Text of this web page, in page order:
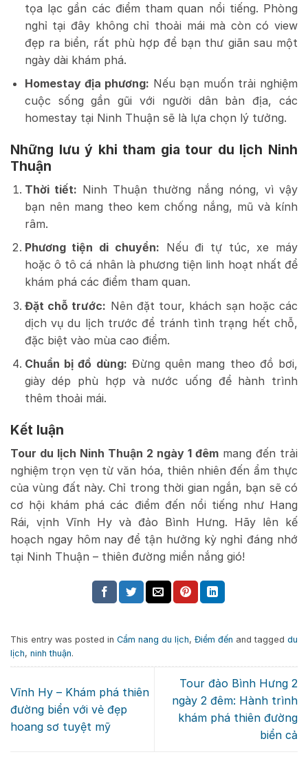
tọa lạc gần các điểm tham quan nổi tiếng. Phòng
nghỉ tại đây không chỉ thoải mái mà còn có view
đẹp ra biển, rất phù hợp để bạn thư giãn sau một
ngày dài khám phá.
Homestay địa phương: Nếu bạn muốn trải nghiệm
cuộc sống gần gũi với người dân bản địa, các
homestay tại Ninh Thuận sẽ là lựa chọn lý tưởng.
Những lưu ý khi tham gia tour du lịch Ninh
Thuận
Thời tiết: Ninh Thuận thường nắng nóng, vì vậy
bạn nên mang theo kem chống nắng, mũ và kính
râm.
Phương tiện di chuyển: Nếu đi tự túc, xe máy
hoặc ô tô cá nhân là phương tiện linh hoạt nhất để
khám phá các điểm tham quan.
Đặt chỗ trước: Nên đặt tour, khách sạn hoặc các
dịch vụ du lịch trước để tránh tình trạng hết chỗ,
đặc biệt vào mùa cao điểm.
Chuẩn bị đồ dùng: Đừng quên mang theo đồ bơi,
giày dép phù hợp và nước uống để hành trình
thêm thoải mái.
Kết luận
Tour du lịch Ninh Thuận 2 ngày 1 đêm mang đến trải
nghiệm trọn vẹn từ văn hóa, thiên nhiên đến ẩm thực
của vùng đất này. Chỉ trong thời gian ngắn, bạn sẽ có
cơ hội khám phá các điểm đến nổi tiếng như Hang
Rái, vịnh Vĩnh Hy và đảo Bình Hưng. Hãy lên kế
hoạch ngay hôm nay để tận hưởng kỳ nghỉ đáng nhớ
tại Ninh Thuận – thiên đường miền nắng gió!
This entry was posted in Cẩm nang du lịch, Điểm đến and tagged du
lịch, ninh thuận.
Vĩnh Hy – Khám phá thiên
đường biển với vẻ đẹp
hoang sơ tuyệt mỹ
Tour đảo Bình Hưng 2
ngày 2 đêm: Hành trình
khám phá thiên đường
biển cả